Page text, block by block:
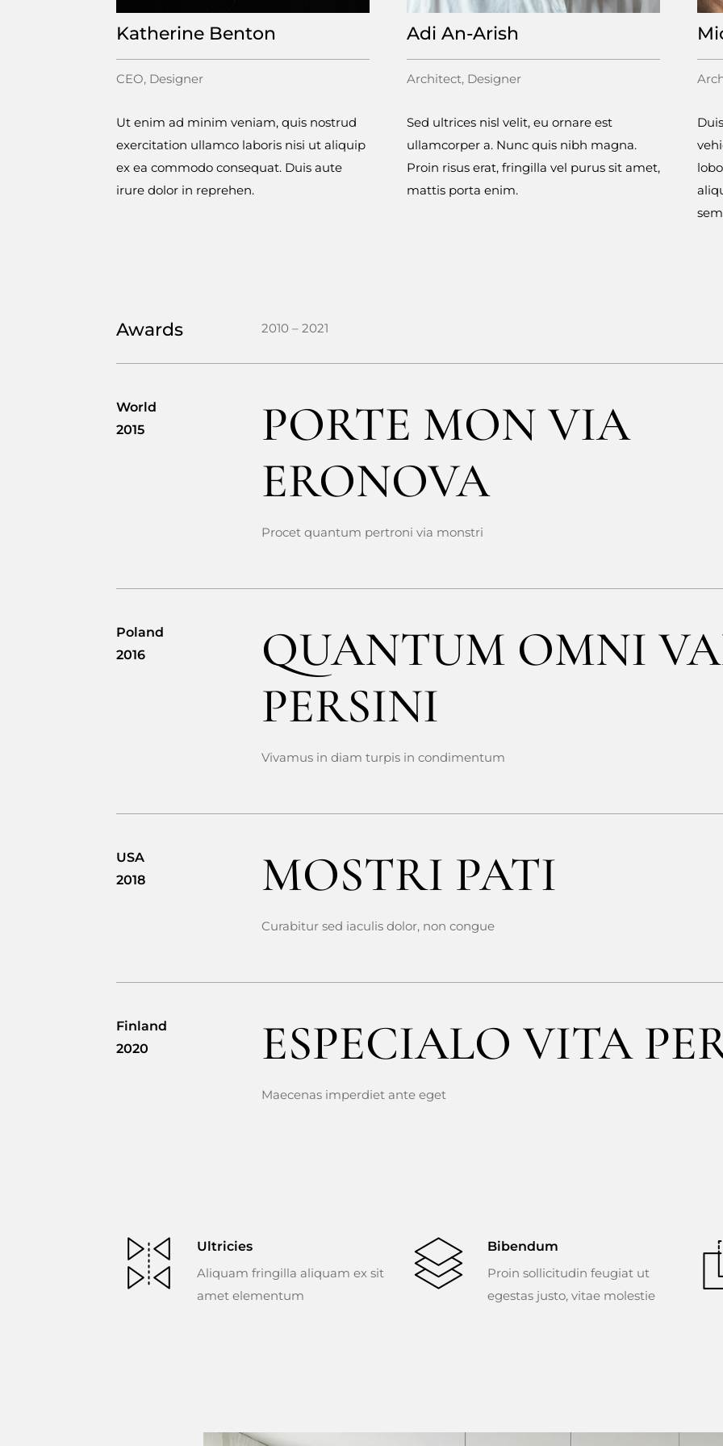
Katherine Benton
CEO, Designer
Ut enim ad minim veniam, quis nostrud
exercitation ullamco laboris nisi ut aliquip
ex ea commodo consequat. Duis aute
irure dolor in reprehen.
Adi An-Arish
Architect, Designer
Sed ultrices nisl velit, eu ornare est
ullamcorper a. Nunc quis nibh magna.
Proin risus erat, fringilla vel purus sit amet,
mattis porta enim.
Awards 2010 – 2021
World
2015
PORTE MON VIA
ERONOVA
Procet quantum pertroni via monstri
Poland
2016
QUANTUM OMNI
PERSINI
Vivamus in diam turpis in condimentum
USA
2018
MOSTRI PATI
Curabitur sed iaculis dolor, non congue
Finland
2020
ESPECIALO VITA
Maecenas imperdiet ante eget
Ultricies
Aliquam fringilla aliquam ex sit
amet elementum
Bibendum
Proin sollicitudin feugiat ut
egestas justo, vitae molestie